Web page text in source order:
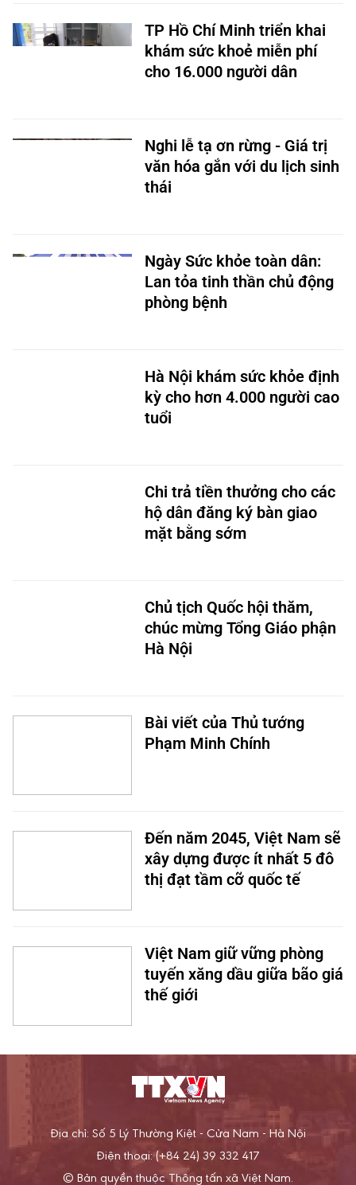
TP Hồ Chí Minh triển khai
khám sức khoẻ miễn phí
cho 16.000 người dân
Nghi lễ tạ ơn rừng - Giá trị
văn hóa gắn với du lịch sinh
thái
Ngày Sức khỏe toàn dân:
Lan tỏa tinh thần chủ động
phòng bệnh
Hà Nội khám sức khỏe định
kỳ cho hơn 4.000 người cao
tuổi
Chi trả tiền thưởng cho các
hộ dân đăng ký bàn giao
mặt bằng sớm
Chủ tịch Quốc hội thăm,
chúc mừng Tổng Giáo phận
Hà Nội
Bài viết của Thủ tướng
Phạm Minh Chính
Đến năm 2045, Việt Nam sẽ
xây dựng được ít nhất 5 đô
thị đạt tầm cỡ quốc tế
Việt Nam giữ vững phòng
tuyến xăng dầu giữa bão giá
thế giới
Địa chỉ: Số 5 Lý Thường Kiệt - Cửa Nam - Hà Nội
Điện thoại: (+84 24) 39 332 417
© Bản quyền thuộc Thông tấn xã Việt Nam.